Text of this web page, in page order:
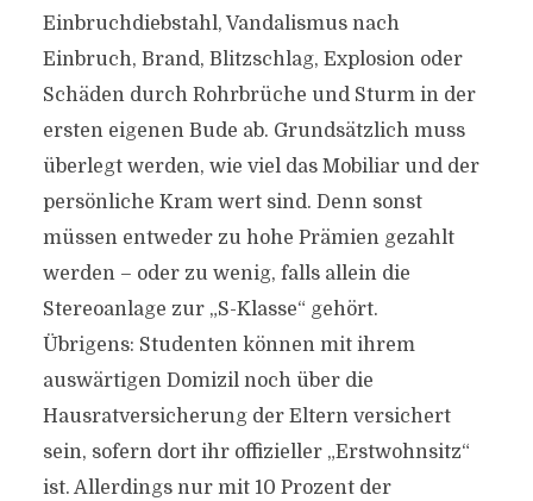
Einbruchdiebstahl, Vandalismus nach
Einbruch, Brand, Blitzschlag, Explosion oder
Schäden durch Rohrbrüche und Sturm in der
ersten eigenen Bude ab. Grundsätzlich muss
überlegt werden, wie viel das Mobiliar und der
persönliche Kram wert sind. Denn sonst
müssen entweder zu hohe Prämien gezahlt
werden – oder zu wenig, falls allein die
Stereoanlage zur „S-Klasse“ gehört.
Übrigens: Studenten können mit ihrem
auswärtigen Domizil noch über die
Hausratversicherung der Eltern versichert
sein, sofern dort ihr offizieller „Erstwohnsitz“
ist. Allerdings nur mit 10 Prozent der